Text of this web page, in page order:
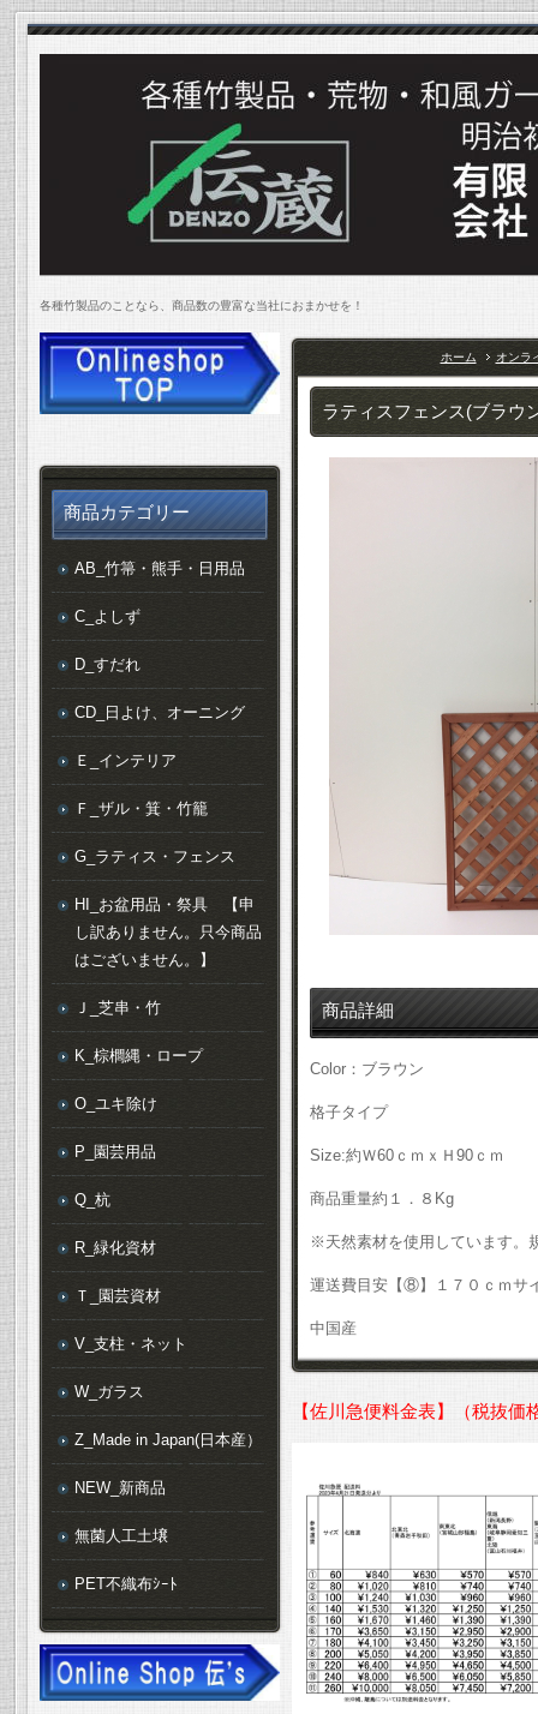
各種竹製品のことなら、商品数の豊富な当社におまかせを！
ホーム オンラ
ラティスフェンス(ブラウ
商品詳細
Color：ブラウン
格子タイプ
Size:約Ｗ60ｃｍｘＨ90ｃｍ
商品重量約１．８Kg
※天然素材を使用しています。
運送費目安【⑧】１７０ｃｍサ
中国産
【佐川急便料金表】（税抜価
商品カテゴリー
AB_竹箒・熊手・日用品
C_よしず
D_すだれ
CD_日よけ、オーニング
Ｅ_インテリア
Ｆ_ザル・箕・竹籠
G_ラティス・フェンス
HI_お盆用品・祭具 【申
し訳ありません。只今商品
はございません。】
Ｊ_芝串・竹
K_棕櫚縄・ロープ
O_ユキ除け
P_園芸用品
Q_杭
R_緑化資材
Ｔ_園芸資材
V_支柱・ネット
W_ガラス
Z_Made in Japan(日本産）
NEW_新商品
無菌人工土壌
PET不織布ｼｰﾄ